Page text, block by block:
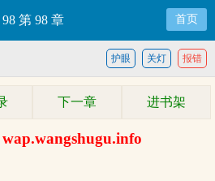
98 第 98 章 首页
报错
关灯
护眼
下一章 进书架